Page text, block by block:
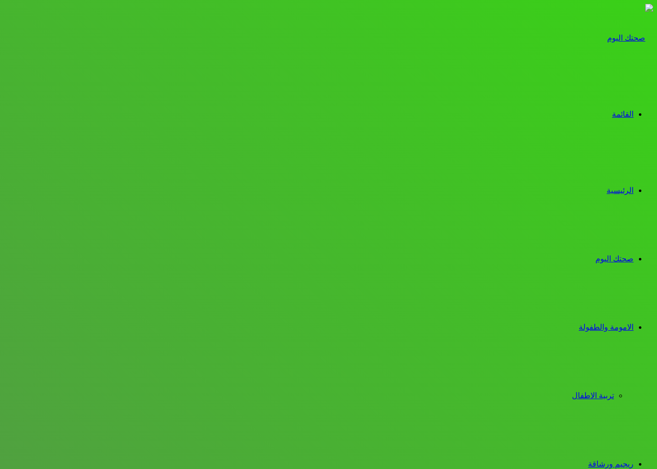
القائمة
الرئيسية
صحتك اليوم
الامومة والطفولة
تربية الاطفال
ريجيم ورشاقة